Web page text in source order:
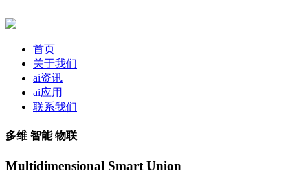
首页
关于我们
ai资讯
ai应用
联系我们
多维 智能 物联
Multidimensional Smart Union